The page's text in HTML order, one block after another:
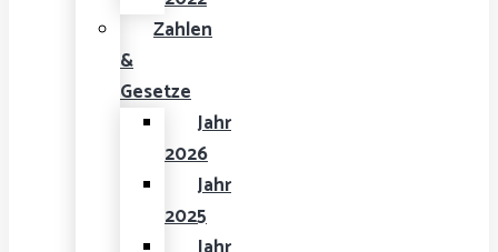
Zahlen
&
Gesetze
Jahr
2026
Jahr
2025